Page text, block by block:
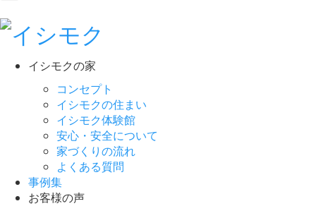
イシモクの家
コンセプト
イシモクの住まい
イシモク体験館
安心・安全について
家づくりの流れ
よくある質問
事例集
お客様の声